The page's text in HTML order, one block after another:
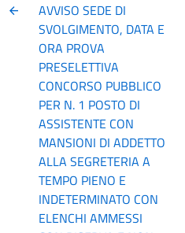
AVVISO SEDE DI
SVOLGIMENTO, DATA E
ORA PROVA
PRESELETTIVA
CONCORSO PUBBLICO
PER N. 1 POSTO DI
ASSISTENTE CON
MANSIONI DI ADDETTO
ALLA SEGRETERIA A
TEMPO PIENO E
INDETERMINATO CON
ELENCHI AMMESSI